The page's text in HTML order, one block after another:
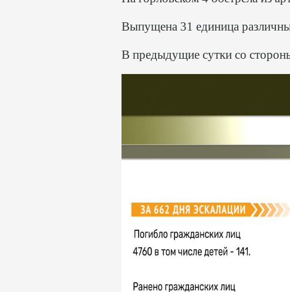
Выпущена 31 единица
В предыдущие сутки со